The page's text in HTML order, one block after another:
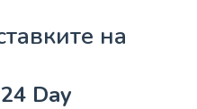
на
Day